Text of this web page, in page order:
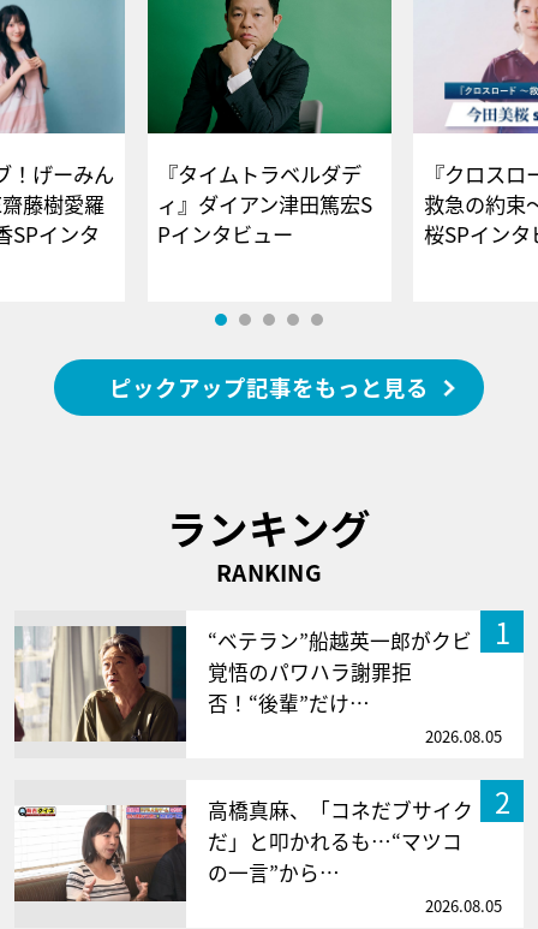
！げーみん
藤樹愛羅
SPインタ
『タイムトラベルダデ
ィ』ダイアン津田篤宏S
Pインタビュー
『クロス
救急の約束
桜SPイ
ピックアップ記事をもっと見る
ランキング
RANKING
1
“ベテラン”船越英一郎がクビ
覚悟のパワハラ謝罪拒
否！“後輩”だけ…
2026.08.05
2
高橋真麻、「コネだブサイク
だ」と叩かれるも…“マツコ
の一言”から…
2026.08.05